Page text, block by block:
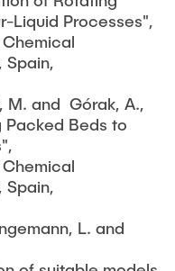
Liquid Processes",
Spain,
M. and Górak, A.,
Beds to
Spain,
L. and